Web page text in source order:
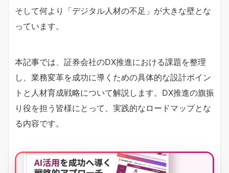
そして何より「デジタル人材の不足」が大きな壁とな
っています。
本記事では、証券会社のDX推進における課題を整理
し、業務変革を成功に導くための具体的な設計ポイン
トと人材育成戦略について解説します。DX推進の旗振
り役を担う皆様にとって、実践的なロードマップとな
る内容です。